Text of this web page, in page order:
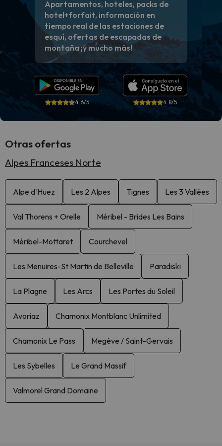
Apartamentos, hoteles, packs de
hotel+forfait, información en
tiempo real de las estaciones de
esquí, ofertas de escapadas de
montaña ¡y mucho más!
4.6/5 4.8/5
Otras ofertas
Alpes Franceses Norte
Alpe d'Huez Les 2 Alpes Tignes Les 3 Vallées
Val Thorens + Orelle Méribel - Brides Les Bains
Méribel-Mottaret Courchevel
Les Menuires-St Martin de Belleville Paradiski
La Plagne Les Arcs Les Portes du Soleil
Avoriaz Chamonix Montblanc Unlimited
Chamonix Le Pass Megève / Saint-Gervais
Les Sybelles Le Grand Massif
Valmorel Grand Domaine